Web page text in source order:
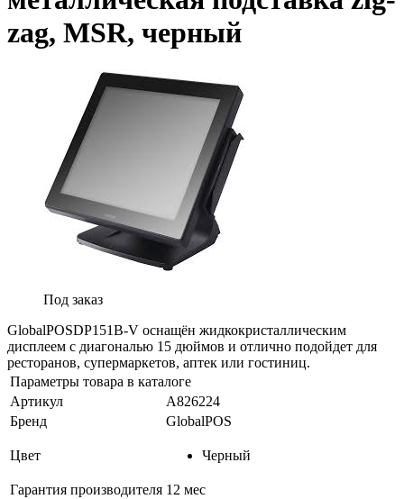
zag, MSR, черный
Под заказ
GlobalPOSDP151B-V оснащён жидкокристаллическим
дисплеем с диагональю 15 дюймов и отлично подойдет для
ресторанов, супермаркетов, аптек или гостиниц.
Параметры товара в каталоге
Артикул
А826224
Бренд
GlobalPOS
Цвет Черный
Гарантия производителя 12 мес